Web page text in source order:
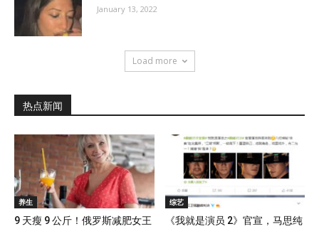
January 13, 2022
Load more
热点新闻
养生
9 天瘦 9 公斤！俄罗斯减肥女王
综艺
《我就是演员 2》官宣，马思纯